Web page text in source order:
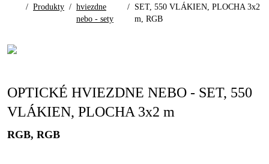
/ Produkty / hviezdne
nebo - sety
/ SET, 550 VLÁKIEN, PLOCHA 3x2
m, RGB
OPTICKÉ HVIEZDNE NEBO - SET, 550
VLÁKIEN, PLOCHA 3x2 m
RGB, RGB